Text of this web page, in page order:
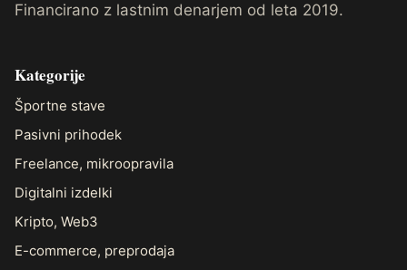
Financirano z lastnim denarjem od leta 2019.
Kategorije
Športne stave
Pasivni prihodek
Freelance, mikroopravila
Digitalni izdelki
Kripto, Web3
E-commerce, preprodaja